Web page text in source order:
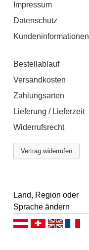
Impressum
Datenschutz
Kundeninformationen
Bestellablauf
Versandkosten
Zahlungsarten
Lieferung / Lieferzeit
Widerrufsrecht
Vertrag widerrufen
Land, Region oder
Sprache ändern
Deutsch (AT)Deutsch (CH)